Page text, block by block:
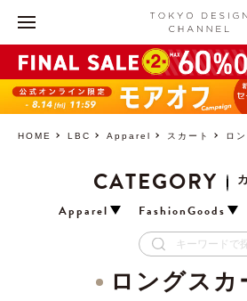
HOME LBC Apparel スカート ロ
CATEGORY
Apparel
FashionGoods
ロングスカ